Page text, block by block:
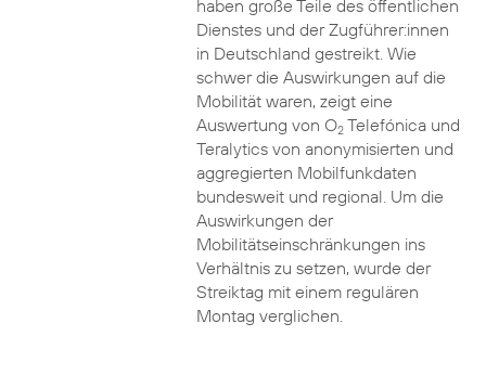
haben große Teile des öffentlichen
Dienstes und der Zugführer:innen
in Deutschland gestreikt. Wie
schwer die Auswirkungen auf die
Mobilität waren, zeigt eine
Auswertung von O2Telefónica und
Teralytics von anonymisierten und
aggregierten Mobilfunkdaten
bundesweit und regional. Um die
Auswirkungen der
Mobilitätseinschränkungen ins
Verhältnis zu setzen, wurde der
Streiktag mit einem regulären
Montag verglichen.